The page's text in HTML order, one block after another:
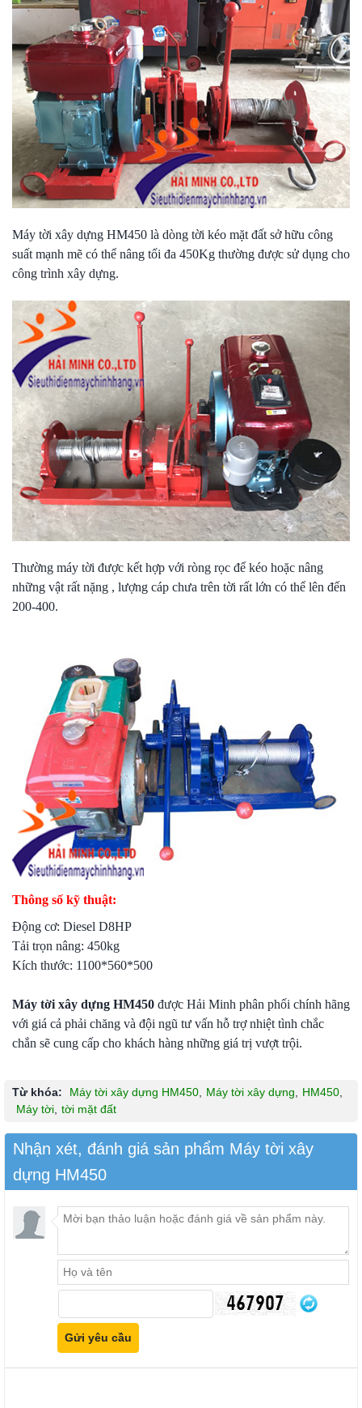
Máy tời xây dựng HM450 là dòng tời kéo mặt đất sở hữu công
suất mạnh mẽ có thể nâng tối đa 450Kg thường được sử dụng cho
công trình xây dựng.
Thường máy tời được kết hợp với ròng rọc để kéo hoặc nâng
những vật rất nặng , lượng cáp chưa trên tời rất lớn có thể lên đến
200-400.
Thông số kỹ thuật:
Động cơ: Diesel D8HP
Tải trọn nâng: 450kg
Kích thước: 1100*560*500
Máy tời xây dựng HM450 được Hải Minh phân phối chính hãng
với giá cả phải chăng và đội ngũ tư vấn hỗ trợ nhiệt tình chắc
chắn sẽ cung cấp cho khách hàng những giá trị vượt trội.
Từ khóa: Máy tời xây dựng HM450, Máy tời xây dựng, HM450,
Máy tời, tời mặt đất
Nhận xét, đánh giá sản phẩm Máy tời xây
dựng HM450